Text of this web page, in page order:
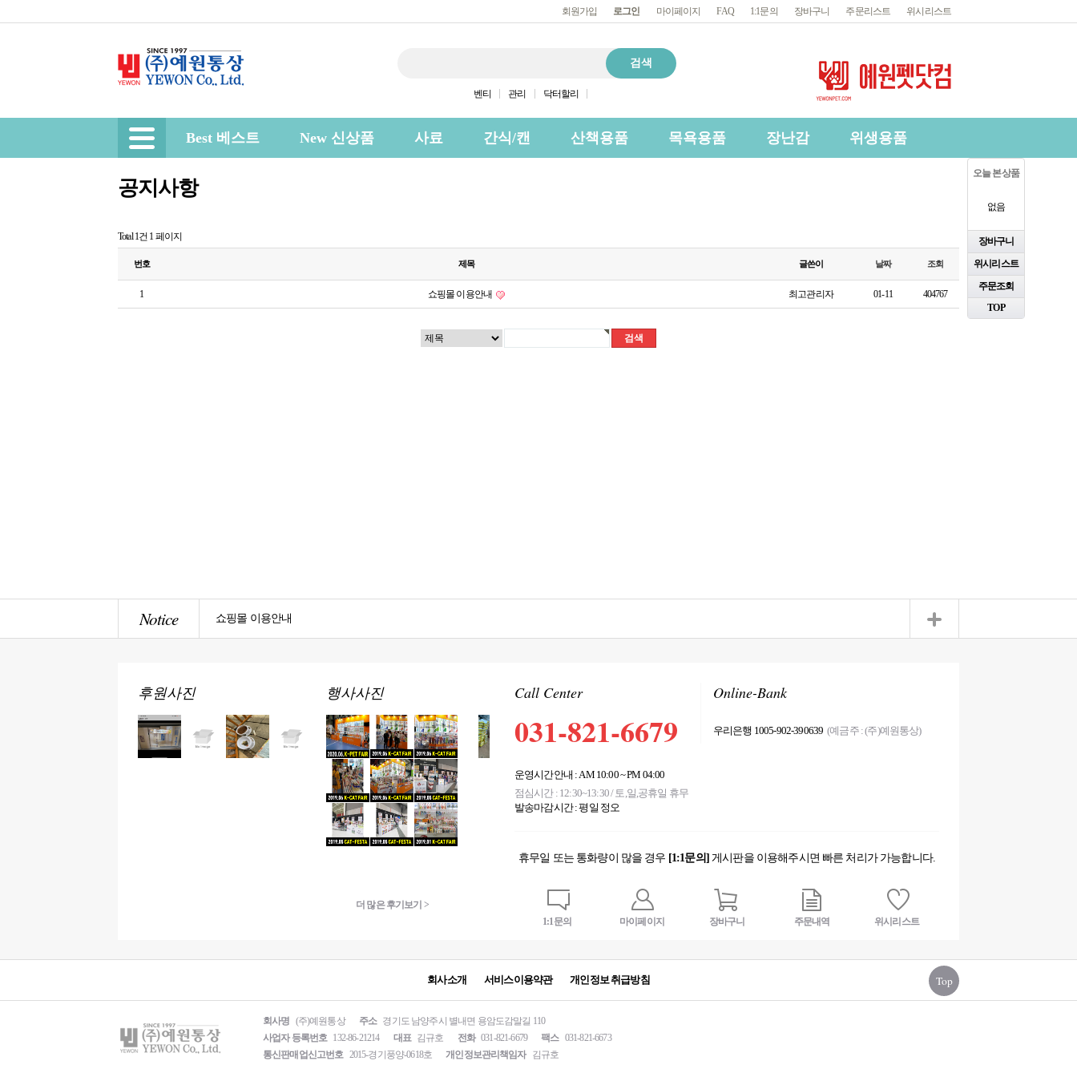
회원가입 로그인 마이페이지 FAQ 1:1문의 장바구니 주문리스트 위시리스트
벤티 관리 닥터할리
Best 베스트 New 신상품 사료 간식/캔 산책용품 목욕용품 장난감 위생용품
오늘 본 상품
없음
장바구니
위시리스트
주문조회
TOP
공지사항
Total 1건 1 페이지
번호 제목 글쓴이 날짜 조회
1 쇼핑몰 이용안내 최고관리자 01-11 404767
Notice 쇼핑몰 이용안내
후원사진
더 많은 후기보기 >
행사사진
더 많은 후기보기 >
Call Center
031-821-6679
운영시간안내 : AM 10:00 ~ PM 04:00
점심시간 : 12:30~13:30 / 토,일,공휴일 휴무
발송마감시간 : 평일 정오
Online-Bank
우리은행 1005-902-390639 (예금주 : (주)예원통상)
휴무일 또는 통화량이 많을 경우 [1:1문의] 게시판을 이용해주시면 빠른 처리가 가능합니다.
1:1문의 마이페이지 장바구니 주문내역 위시리스트
Top
회사소개 서비스이용약관 개인정보 취급방침
회사명 (주)예원통상 주소 경기도 남양주시 별내면 용암도감말길 110
사업자 등록번호 132-86-21214 대표 김규호 전화 031-821-6679 팩스 031-821-6673
통신판매업신고번호 2015-경기풍양-0618호 개인정보관리책임자 김규호